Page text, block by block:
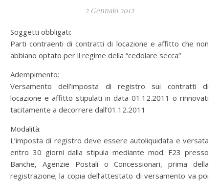
2 Gennaio 2012
Soggetti obbligati:
Parti contraenti di contratti di locazione e affitto che non
abbiano optato per il regime della “cedolare secca”
Adempimento:
Versamento dell’imposta di registro sui contratti di
locazione e affitto stipulati in data 01.12.2011 o rinnovati
tacitamente a decorrere dall’01.12.2011
Modalità:
L’imposta di registro deve essere autoliquidata e versata
entro 30 giorni dalla stipula mediante mod. F23 presso
Banche, Agenzie Postali o Concessionari, prima della
registrazione; la copia dell’attestato di versamento va poi